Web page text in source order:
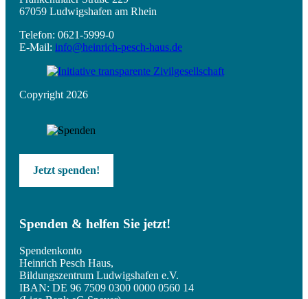
67059 Ludwigshafen am Rhein
Telefon: 0621-5999-0
E-Mail: info@heinrich-pesch-haus.de
Copyright 2026
Jetzt spenden!
Spenden & helfen Sie jetzt!
Spendenkonto
Heinrich Pesch Haus,
Bildungszentrum Ludwigshafen e.V.
IBAN: DE 96 7509 0300 0000 0560 14